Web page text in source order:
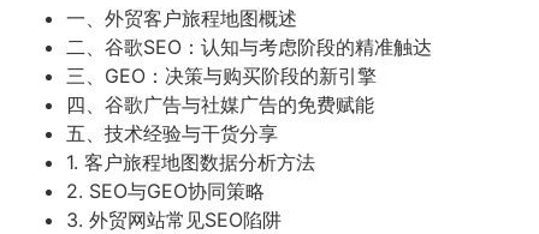
一、外贸客户旅程地图概述
二、谷歌SEO：认知与考虑阶段的精准触达
三、GEO：决策与购买阶段的新引擎
四、谷歌广告与社媒广告的免费赋能
五、技术经验与干货分享
1. 客户旅程地图数据分析方法
2. SEO与GEO协同策略
3. 外贸网站常见SEO陷阱